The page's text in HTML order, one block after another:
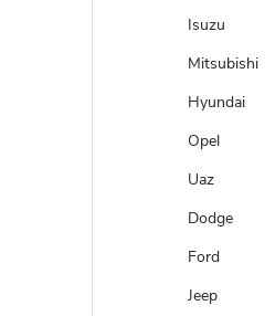
Isuzu
Mitsubishi
Hyundai
Opel
Uaz
Dodge
Ford
Jeep